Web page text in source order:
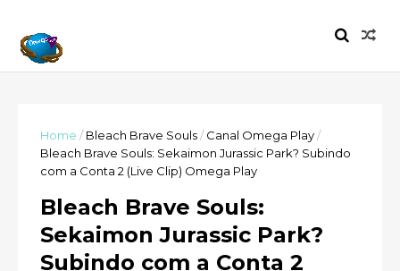
Home / Bleach Brave Souls/ Canal Omega Play/
Bleach Brave Souls: Sekaimon Jurassic Park? Subindo
com a Conta 2 (Live Clip) Omega Play
Bleach Brave Souls:
Sekaimon Jurassic Park?
Subindo com a Conta 2